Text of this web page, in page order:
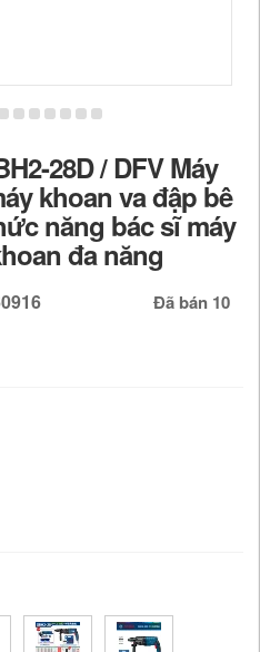
28D / DFV Máy
khoan va đập bê
năng bác sĩ máy
đa năng
Đã bán 10